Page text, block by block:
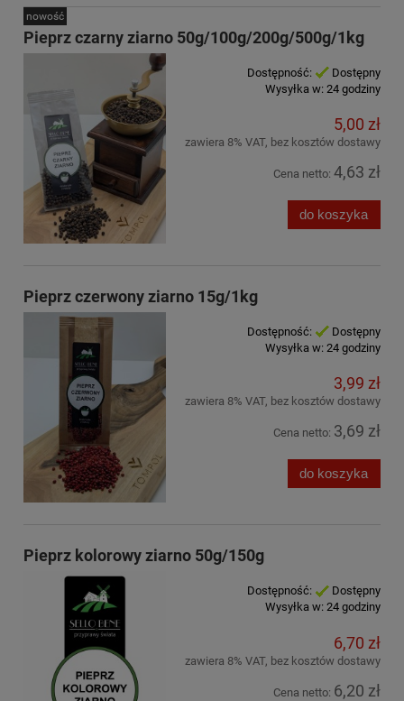
Pieprz czarny ziarno 50g/100g/200g/500g/1kg
Dostępność:
Dostępny
Wysyłka w: 24 godziny
5,00 zł
zawiera 8% VAT, bez kosztów dostawy
Cena netto: 4,63 zł
do koszyka
nowość
Pieprz czerwony ziarno 15g/1kg
Dostępność:
Dostępny
Wysyłka w: 24 godziny
3,99 zł
zawiera 8% VAT, bez kosztów dostawy
Cena netto: 3,69 zł
do koszyka
Pieprz kolorowy ziarno 50g/150g
Dostępność:
Dostępny
Wysyłka w: 24 godziny
6,70 zł
zawiera 8% VAT, bez kosztów dostawy
Cena netto: 6,20 zł